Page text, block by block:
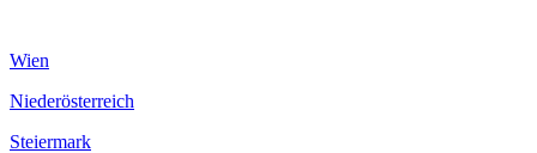
Wien
Niederösterreich
Steiermark